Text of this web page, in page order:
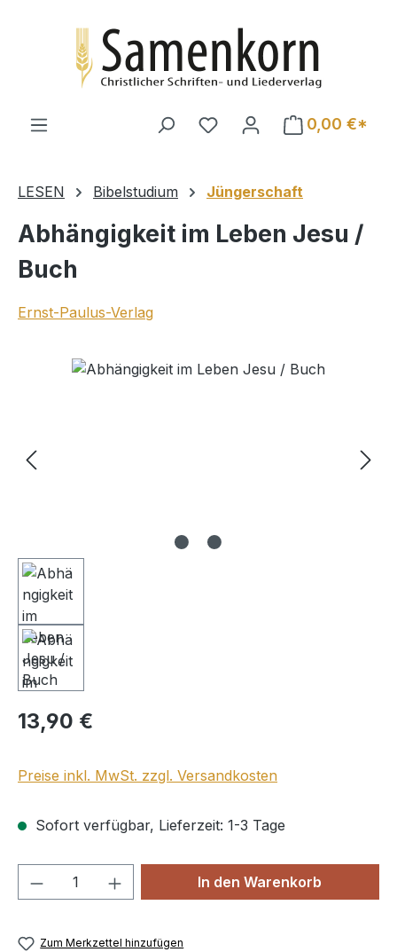
0,00 €*
LESEN Bibelstudium Jüngerschaft
Abhängigkeit im Leben Jesu /
Buch
Ernst-Paulus-Verlag
Bildergalerie überspringen
Regulärer Preis:
13,90 €
Preise inkl. MwSt. zzgl. Versandkosten
Sofort verfügbar, Lieferzeit: 1-3 Tage
Produkt Anzahl: Gib denIn den Warenkorb
Zum Merkzettel hinzufügen